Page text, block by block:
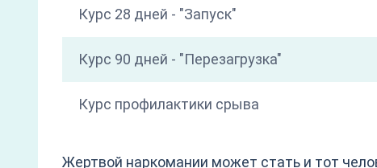
Курс 28 дней - "Запуск"
Курс 90 дней - "Перезагрузка"
Курс профилактики срыва
Жертвой наркомании может стать и тот